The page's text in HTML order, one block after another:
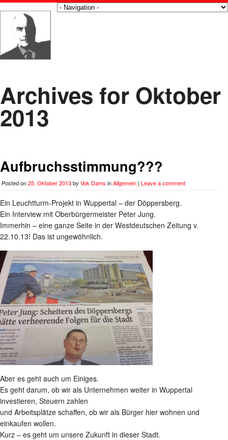
Archives for Oktober
2013
Aufbruchsstimmung???
Posted on25. Oktober 2013by Vok Dams inAllgemein | Leave a comment
Ein Leuchtturm-Projekt in Wuppertal – der Döppersberg.
Ein Interview mit Oberbürgermeister Peter Jung.
Immerhin – eine ganze Seite in der Westdeutschen Zeitung v.
22.10.13! Das ist ungewöhnlich.
Aber es geht auch um Einiges.
Es geht darum, ob wir als Unternehmen weiter in Wuppertal
investieren, Steuern zahlen
und Arbeitsplätze schaffen, ob wir als Bürger hier wohnen und
einkaufen wollen.
Kurz – es geht um unsere Zukunft in dieser Stadt.